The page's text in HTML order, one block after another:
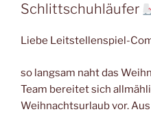
Schlittschuhläufer
Liebe Leitstellenspiel-
so langsam naht das
Team bereitet sich
Weihnachtsurlaub vor.